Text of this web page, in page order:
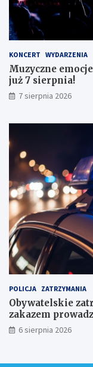
n
a
ł
m
i
w
y
k
a
m
KONCERT WYDARZENIA
Muzyczne
już 7 sierpnia!
7 sierpnia 2026
POLICJA ZATRZYMANIA
Obywatelskie
zakazem
6 sierpnia 2026